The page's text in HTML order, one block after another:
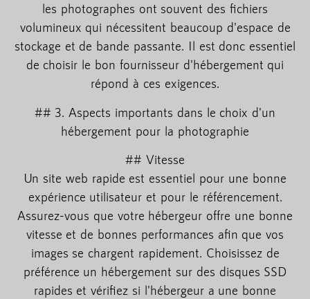
les photographes ont souvent des fichiers
volumineux qui nécessitent beaucoup d'espace de
stockage et de bande passante. Il est donc essentiel
de choisir le bon fournisseur d'hébergement qui
répond à ces exigences.
## 3. Aspects importants dans le choix d'un
hébergement pour la photographie
## Vitesse
Un site web rapide est essentiel pour une bonne
expérience utilisateur et pour le référencement.
Assurez-vous que votre hébergeur offre une bonne
vitesse et de bonnes performances afin que vos
images se chargent rapidement. Choisissez de
préférence un hébergement sur des disques SSD
rapides et vérifiez si l'hébergeur a une bonne